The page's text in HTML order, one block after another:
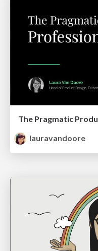
The Pragmatic
lauravandoore